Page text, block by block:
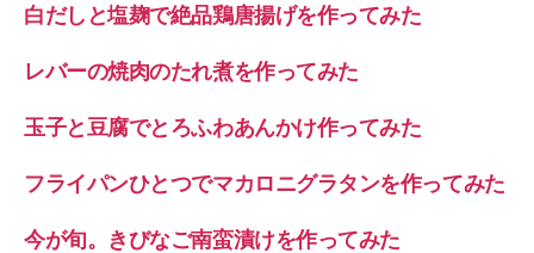
白だしと塩麹で絶品鶏唐揚げを作ってみた
レバーの焼肉のたれ煮を作ってみた
玉子と豆腐でとろふわあんかけ作ってみた
フライパンひとつでマカロニグラタンを作ってみた
今が旬。きびなご南蛮漬けを作ってみた